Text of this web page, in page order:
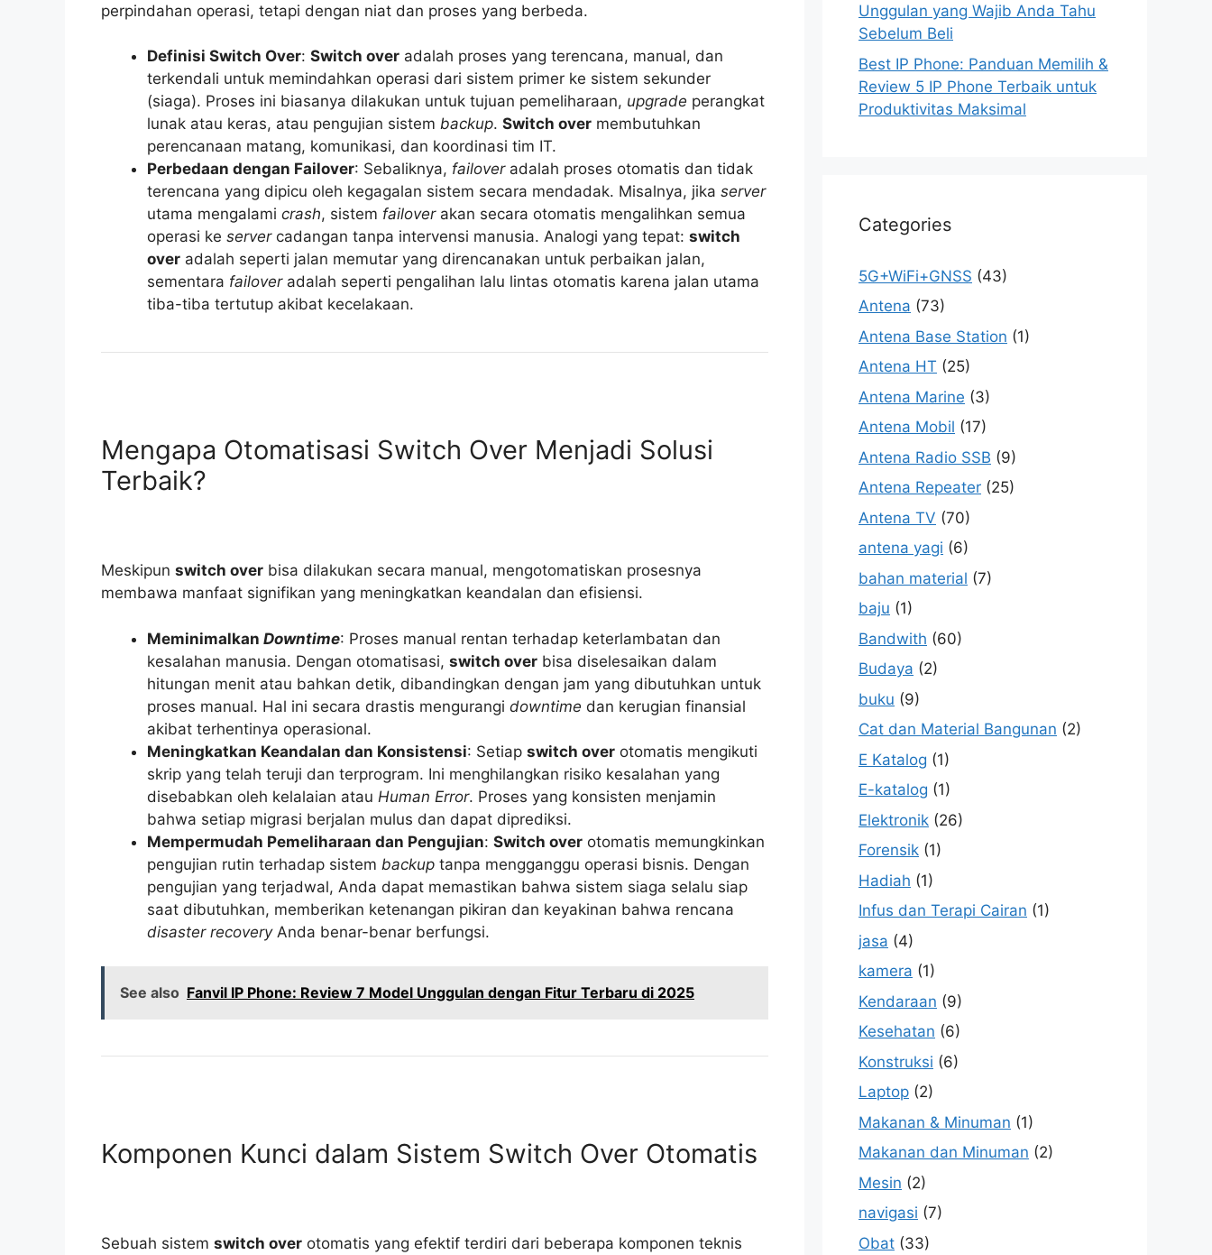
perpindahan operasi, tetapi dengan niat dan proses yang berbeda.
Definisi Switch Over: Switch over adalah proses yang terencana, manual, dan
terkendali untuk memindahkan operasi dari sistem primer ke sistem sekunder
(siaga). Proses ini biasanya dilakukan untuk tujuan pemeliharaan, upgrade perangkat
lunak atau keras, atau pengujian sistem backup. Switch over membutuhkan
perencanaan matang, komunikasi, dan koordinasi tim IT.
Perbedaan dengan Failover: Sebaliknya, failoveradalah proses otomatis dan tidak
terencana yang dipicu oleh kegagalan sistem secara mendadak. Misalnya, jika server
utama mengalami crash, sistem failoverakan secara otomatis mengalihkan semua
operasi ke servercadangan tanpa intervensi manusia. Analogi yang tepat: switch
over adalah seperti jalan memutar yang direncanakan untuk perbaikan jalan,
sementara failoveradalah seperti pengalihan lalu lintas otomatis karena jalan utama
tiba-tiba tertutup akibat kecelakaan.
Mengapa Otomatisasi Switch Over Menjadi Solusi
Terbaik?
Meskipun switch over bisa dilakukan secara manual, mengotomatiskan prosesnya
membawa manfaat signifikan yang meningkatkan keandalan dan efisiensi.
Meminimalkan Downtime: Proses manual rentan terhadap keterlambatan dan
kesalahan manusia. Dengan otomatisasi, switch over bisa diselesaikan dalam
hitungan menit atau bahkan detik, dibandingkan dengan jam yang dibutuhkan untuk
proses manual. Hal ini secara drastis mengurangi downtime dan kerugian finansial
akibat terhentinya operasional.
Meningkatkan Keandalan dan Konsistensi: Setiap switch over otomatis mengikuti
skrip yang telah teruji dan terprogram. Ini menghilangkan risiko kesalahan yang
disebabkan oleh kelalaian atau Human Error. Proses yang konsisten menjamin
bahwa setiap migrasi berjalan mulus dan dapat diprediksi.
Mempermudah Pemeliharaan dan Pengujian: Switch over otomatis memungkinkan
pengujian rutin terhadap sistem backup tanpa mengganggu operasi bisnis. Dengan
pengujian yang terjadwal, Anda dapat memastikan bahwa sistem siaga selalu siap
saat dibutuhkan, memberikan ketenangan pikiran dan keyakinan bahwa rencana
disaster recoveryAnda benar-benar berfungsi.
See also Fanvil IP Phone: Review 7 Model Unggulan dengan Fitur Terbaru di 2025
Komponen Kunci dalam Sistem Switch Over Otomatis
Sebuah sistem switch over otomatis yang efektif terdiri dari beberapa komponen teknis
Unggulan yang Wajib Anda Tahu
Sebelum Beli
Best IP Phone: Panduan Memilih &
Review 5 IP Phone Terbaik untuk
Produktivitas Maksimal
Categories
5G+WiFi+GNSS (43)
Antena (73)
Antena Base Station (1)
Antena HT (25)
Antena Marine (3)
Antena Mobil (17)
Antena Radio SSB (9)
Antena Repeater (25)
Antena TV (70)
antena yagi (6)
bahan material (7)
baju (1)
Bandwith (60)
Budaya (2)
buku (9)
Cat dan Material Bangunan (2)
E Katalog (1)
E-katalog (1)
Elektronik (26)
Forensik (1)
Hadiah (1)
Infus dan Terapi Cairan (1)
jasa (4)
kamera (1)
Kendaraan (9)
Kesehatan (6)
Konstruksi (6)
Laptop (2)
Makanan & Minuman (1)
Makanan dan Minuman (2)
Mesin (2)
navigasi (7)
Obat (33)